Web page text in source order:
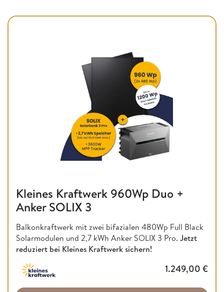
Kleines Kraftwerk 960Wp Duo +
Anker SOLIX 3
Balkonkraftwerk mit zwei bifazialen 480Wp Full Black
Solarmodulen und 2,7 kWh Anker SOLIX 3 Pro. Jetzt
reduziert bei Kleines Kraftwerk sichern!
1.249,00 €